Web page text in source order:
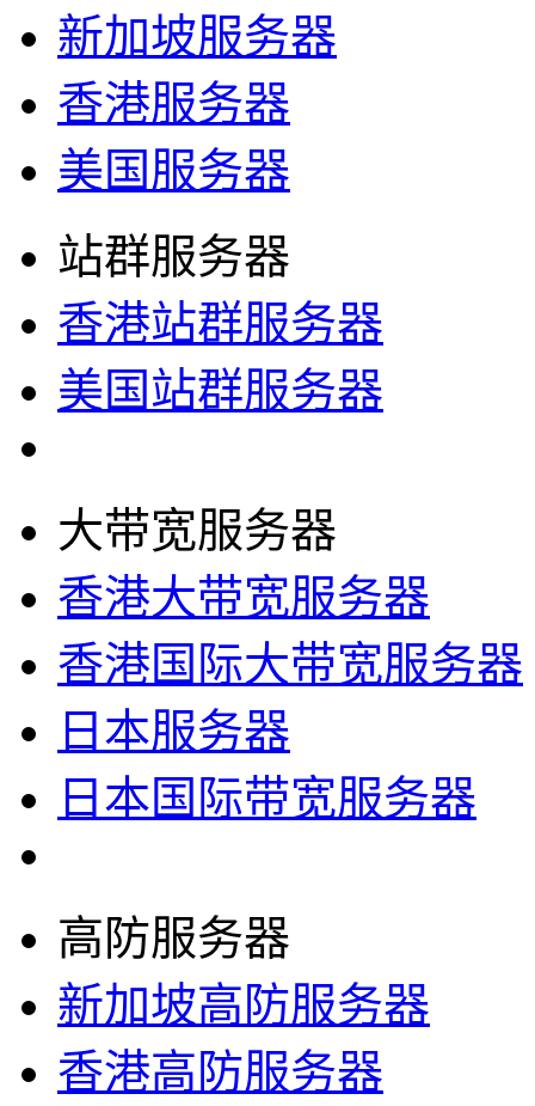
新加坡服务器
香港服务器
美国服务器
站群服务器
香港站群服务器
美国站群服务器
大带宽服务器
香港大带宽服务器
香港国际大带宽服务器
日本服务器
日本国际带宽服务器
高防服务器
新加坡高防服务器
香港高防服务器